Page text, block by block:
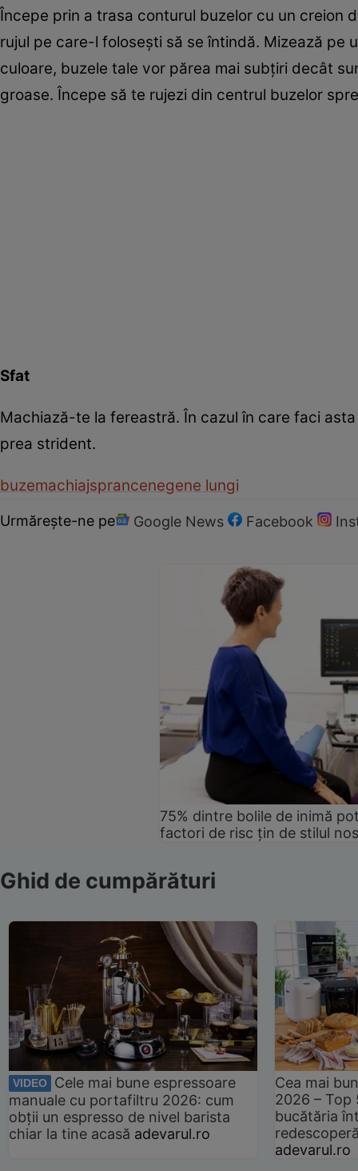
Începe prin a trasa conturul buzelor cu un creion
rujul pe care-l foloseşti să se întindă. Mizează pe
culoare, buzele tale vor părea mai subţiri decât
groase. Începe să te rujezi din centrul buzelor
Sfat
Machiază-te la fereastră. În cazul în care faci
prea strident.
buzemachiajsprancenegene lungi
Urmărește-ne pe Google News Facebook
75% dintre bolile de inimă
factori de risc țin de stilul
Ghid de cumpărături
VIDEO
Cele mai bune espressoare
manuale cu portafiltru 2026: cum
obții un espresso de nivel barista
chiar la tine acasă adevarul.ro
Cea mai
2026 –
bucătăria
adevarul.ro